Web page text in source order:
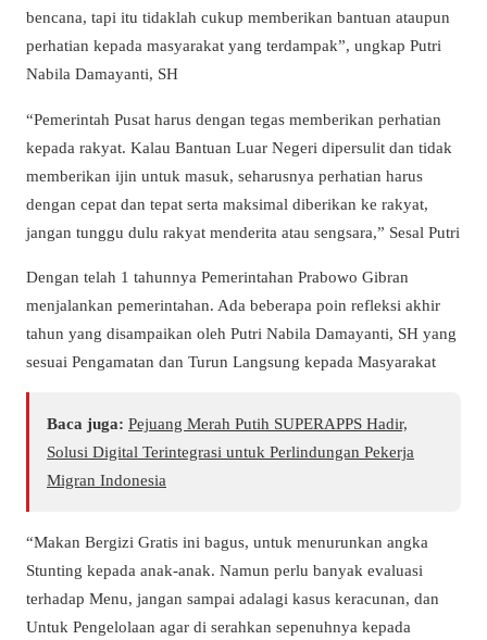
bencana, tapi itu tidaklah cukup memberikan bantuan ataupun
perhatian kepada masyarakat yang terdampak”, ungkap Putri
Nabila Damayanti, SH
“Pemerintah Pusat harus dengan tegas memberikan perhatian
kepada rakyat. Kalau Bantuan Luar Negeri dipersulit dan tidak
memberikan ijin untuk masuk, seharusnya perhatian harus
dengan cepat dan tepat serta maksimal diberikan ke rakyat,
jangan tunggu dulu rakyat menderita atau sengsara,” Sesal Putri
Dengan telah 1 tahunnya Pemerintahan Prabowo Gibran
menjalankan pemerintahan. Ada beberapa poin refleksi akhir
tahun yang disampaikan oleh Putri Nabila Damayanti, SH yang
sesuai Pengamatan dan Turun Langsung kepada Masyarakat
Baca juga: Pejuang Merah Putih SUPERAPPS Hadir,
Solusi Digital Terintegrasi untuk Perlindungan Pekerja
Migran Indonesia
“Makan Bergizi Gratis ini bagus, untuk menurunkan angka
Stunting kepada anak-anak. Namun perlu banyak evaluasi
terhadap Menu, jangan sampai adalagi kasus keracunan, dan
Untuk Pengelolaan agar di serahkan sepenuhnya kepada